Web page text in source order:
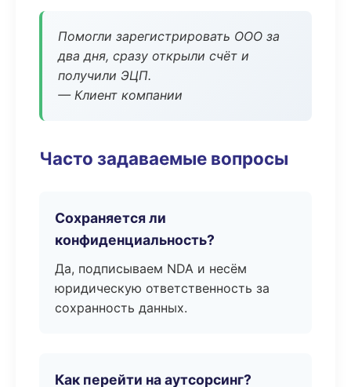
Помогли зарегистрировать ООО за
два дня, сразу открыли счёт и
получили ЭЦП.
— Клиент компании
Часто задаваемые вопросы
Сохраняется ли
конфиденциальность?
Да, подписываем NDA и несём
юридическую ответственность за
сохранность данных.
Как перейти на аутсорсинг?